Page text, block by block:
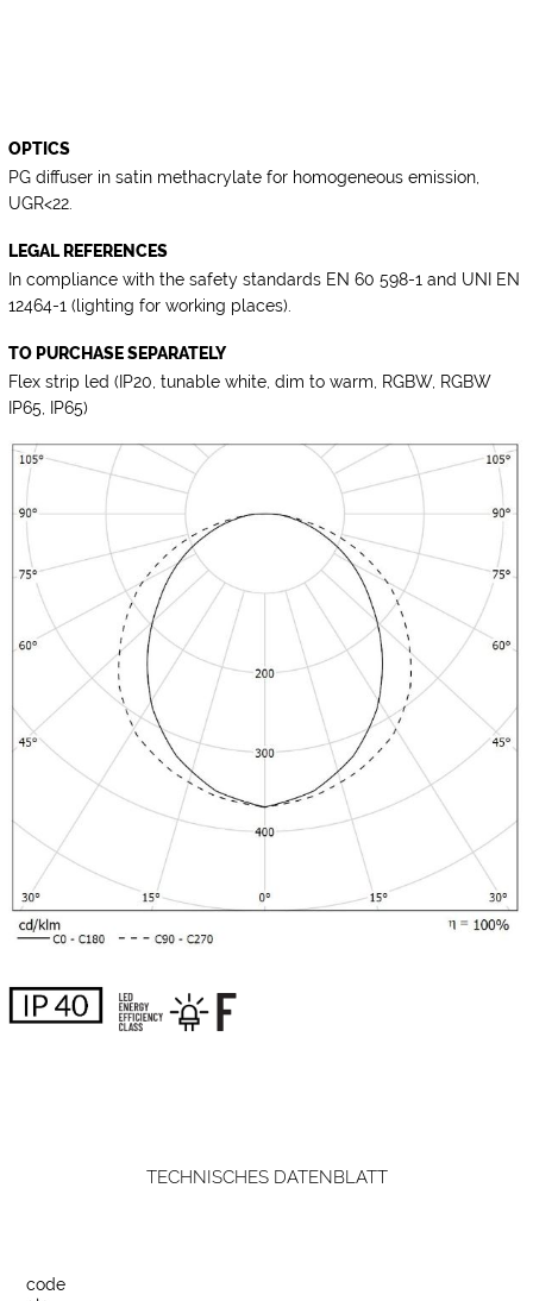
OPTICS
PG diffuser in satin methacrylate for homogeneous emission,
UGR<22.
LEGAL REFERENCES
In compliance with the safety standards EN 60 598-1 and UNI EN
12464-1 (lighting for working places).
TO PURCHASE SEPARATELY
Flex strip led (IP20, tunable white, dim to warm, RGBW, RGBW
IP65, IP65)
TECHNISCHES DATENBLATT
code